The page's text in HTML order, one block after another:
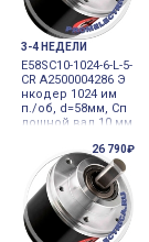
3-4 НЕДЕЛИ
E58SC10-1024-6-L-5-
CR A2500004286 Э
нкодер 1024 им
п./об, d=58мм, Сп
лошной вал 10 мм
26 790₽